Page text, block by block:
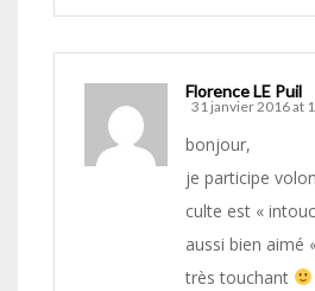
Florence LE Puil
31 janvier 2016 at
bonjour,
je participe
culte est «
aussi bien aimé
très touchant